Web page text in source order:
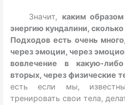
Значит, каким
энергию кундалини,
Подходов есть очень
через эмоции, через
вовлечение в какую-
вторых, через физические
есть если мы,
тренировать свои тела,